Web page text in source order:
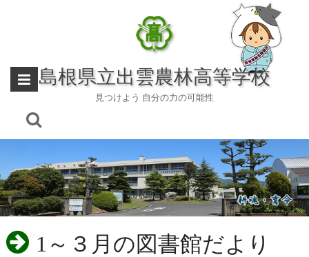
島根県立出雲農林高等学校
見つけよう 自分の力の可能性
1～３月の図書館だより